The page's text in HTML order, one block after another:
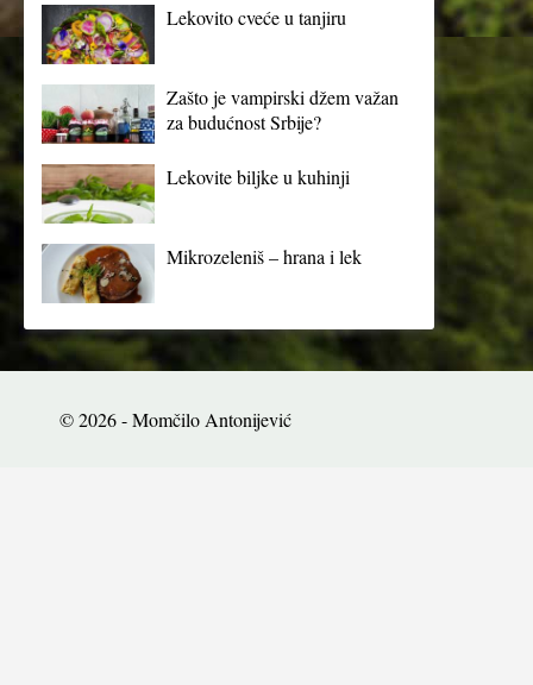
Lekovito cveće u tanjiru
Zašto je vampirski džem važan
za budućnost Srbije?
Lekovite biljke u kuhinji
Mikrozeleniš – hrana i lek
© 2026 - Momčilo Antonijević